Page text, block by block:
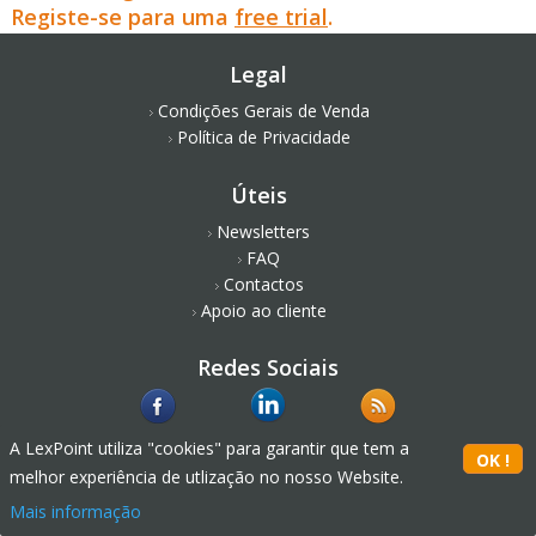
Registe-se para uma free trial.
Legal
Condições Gerais de Venda
Política de Privacidade
Úteis
Newsletters
FAQ
Contactos
Apoio ao cliente
Redes Sociais
A LexPoint utiliza "cookies" para garantir que tem a
melhor experiência de utlização no nosso Website.
Mais informação